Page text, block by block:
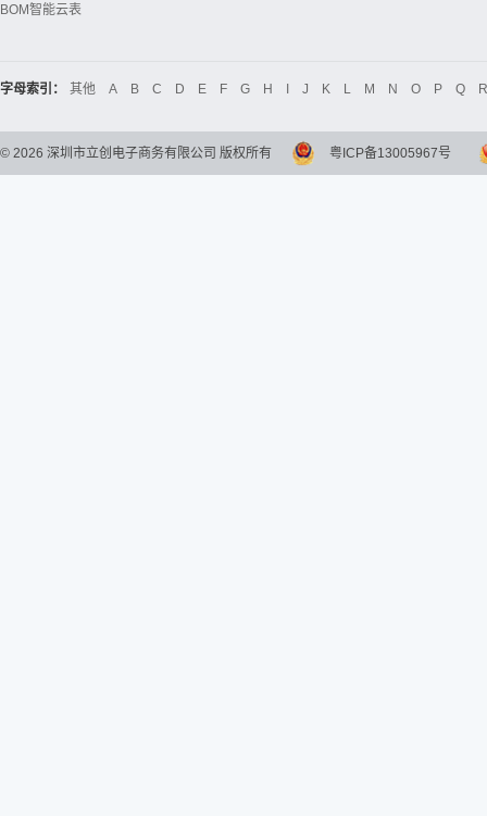
BOM智能云表
字母索引： 其他 A B C D E F G H J K L M N O P Q R
© 2026 深圳市立创电子商务有限公司 版权所有 粤ICP备13005967号